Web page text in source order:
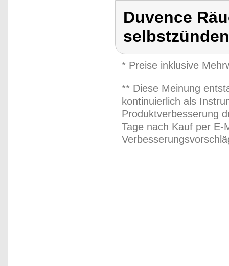
Duvence
* Preise inklusive
** Diese Meinung
kontinuierlich als
Produktverbesserung
Tage nach Kauf per E-